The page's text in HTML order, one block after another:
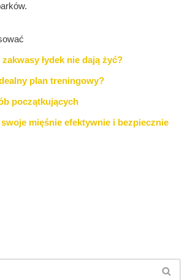
łydek nie dają żyć?
plan treningowy?
początkujących
mięśnie efektywnie i bezpiecznie